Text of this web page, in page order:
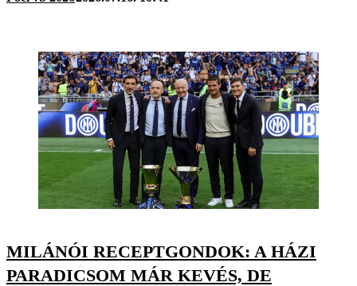
MILÁNÓI RECEPTGONDOK: A HÁZI
PARADICSOM MÁR KEVÉS, DE